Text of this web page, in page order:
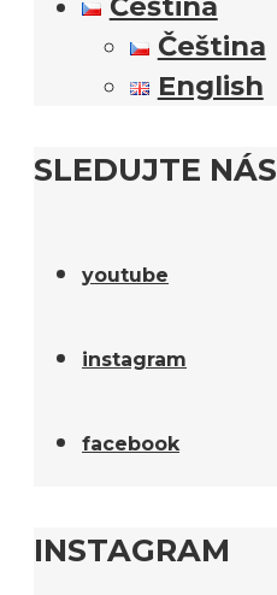
Čeština
English
SLEDUJTE NÁS
youtube
instagram
facebook
INSTAGRAM